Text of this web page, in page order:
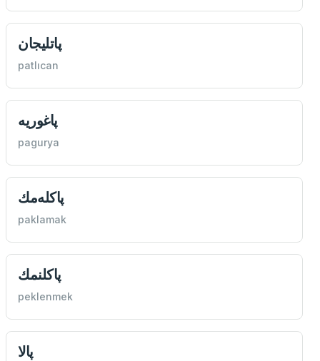
پاتليجان
patlıcan
پاغوريه
pagurya
پاكله‌مك
paklamak
پاكلنمك
peklenmek
پالا